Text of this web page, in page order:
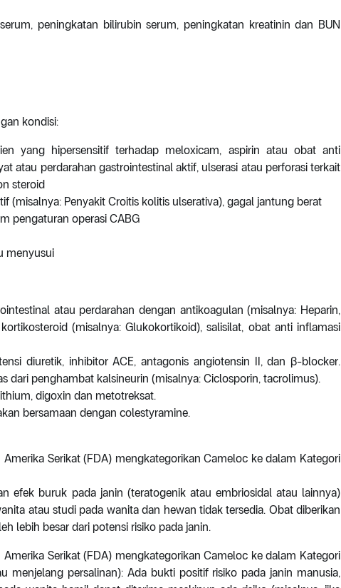
peningkatan bilirubin serum, peningkatan kreatinin dan BUN
kondisi:
yang hipersensitif terhadap meloxicam, aspirin atau obat anti
atau perdarahan gastrointestinal aktif, ulserasi atau perforasi terkait
steroid
(misalnya: Penyakit Croitis kolitis ulserativa), gagal jantung berat
pengaturan operasi CABG
menyusui
atau perdarahan dengan antikoagulan (misalnya: Heparin,
(misalnya: Glukokortikoid), salisilat, obat anti inflamasi
diuretik, inhibitor ACE, antagonis angiotensin II, dan β-blocker.
dari penghambat kalsineurin (misalnya: Ciclosporin, tacrolimus).
digoxin dan metotreksat.
bersamaan dengan colestyramine.
Serikat (FDA) mengkategorikan Cameloc ke dalam Kategori
efek buruk pada janin (teratogenik atau embriosidal atau lainnya)
atau studi pada wanita dan hewan tidak tersedia. Obat diberikan
lebih besar dari potensi risiko pada janin.
Serikat (FDA) mengkategorikan Cameloc ke dalam Kategori
menjelang persalinan): Ada bukti positif risiko pada janin manusia,